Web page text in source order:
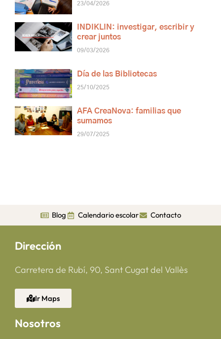
23/04/2026
INDIKLIN: investigar, escribir y
crear juntos
09/03/2026
Día de las Bibliotecas
25/10/2025
AFA CreaNova: familias que
sumamos
29/07/2025
Blog Calendario escolar Contacto
Dirección
Carretera de Rubí, 90, Sant Cugat del Vallès
Ir Maps
Nosotros